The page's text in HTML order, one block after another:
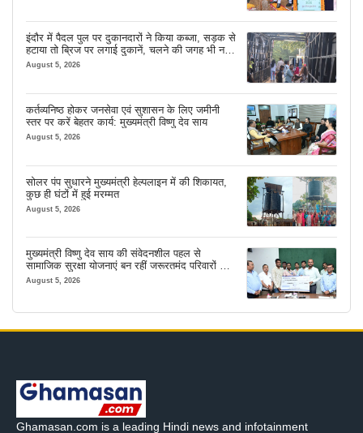
इंदौर में पैदल पुल पर दुकानदारों ने किया कब्जा, सड़क से
हटाया तो ब्रिज पर लगाई दुकानें, चलने की जगह भी नहीं
मिल रही
August 5, 2026
कर्तव्यनिष्ठ होकर जनसेवा एवं सुशासन के लिए जमीनी
स्तर पर करें बेहतर कार्य: मुख्यमंत्री विष्णु देव साय
August 5, 2026
सोलर पंप सुधारने मुख्यमंत्री हेल्पलाइन में की शिकायत,
कुछ ही घंटों में हुई मरम्मत
August 5, 2026
मुख्यमंत्री विष्णु देव साय की संवेदनशील पहल से
सामाजिक सुरक्षा योजनाएं बन रहीं जरूरतमंद परिवारों का
मजबूत सहारा
August 5, 2026
Ghamasan.com is a leading Hindi news and infotainment